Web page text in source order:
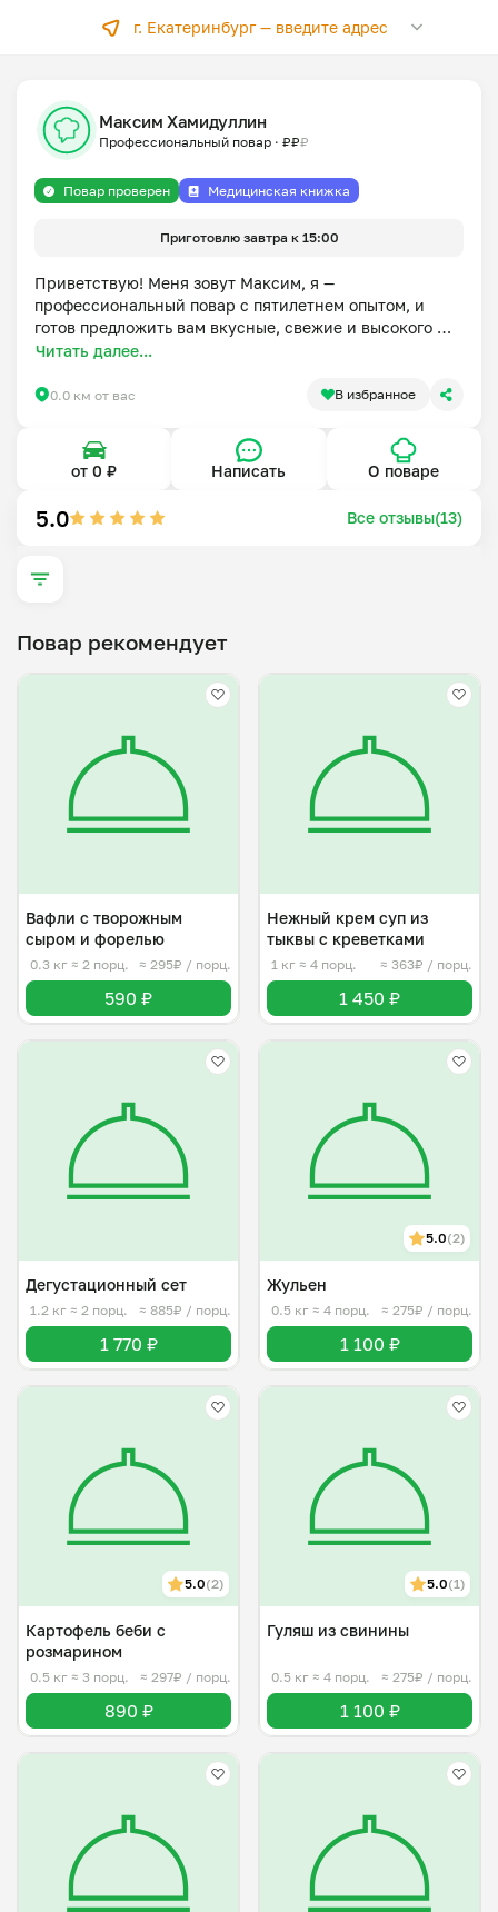
г. Екатеринбург —введите адрес
Максим Хамидуллин
Профессиональный повар · ₽₽₽
Повар проверен Медицинская книжка
Приготовлю завтра к 15:00
Приветствую! Меня зовут Максим, я —
профессиональный повар с пятилетнем опытом, и
готов предложить вам вкусные, свежие и высокого
качества блюда, приготовленные с мастерством и
эстетики, которая обязательно порадует вас и ваших
Обращайтесь ко мне — я создам для вас вкусное
меню, которое станет украшением вашего стола.
кухни — и пусть ваши трапезы будут по-настоящему
Читать далее...
0.0 км от вас В избранное
от 0 ₽ Написать О поваре
5.0 Все отзывы(13)
Повар рекомендует
Вафли с творожным
сыром и форелью
0.3 кг ≈ 2 порц. ≈ 295₽ / порц.
590 ₽
Нежный крем суп из
тыквы с креветками
1 кг ≈ 4 порц. ≈ 363₽ / порц.
1 450 ₽
Дегустационный сет
1.2 кг ≈ 2 порц. ≈ 885₽ / порц.
1 770 ₽
5.0(2)
Жульен
0.5 кг ≈ 4 порц. ≈ 275₽ / порц.
1 100 ₽
5.0(2)
Картофель беби с
розмарином
0.5 кг ≈ 3 порц. ≈ 297₽ / порц.
890 ₽
5.0(1)
Гуляш из свинины
0.5 кг ≈ 4 порц. ≈ 275₽ / порц.
1 100 ₽